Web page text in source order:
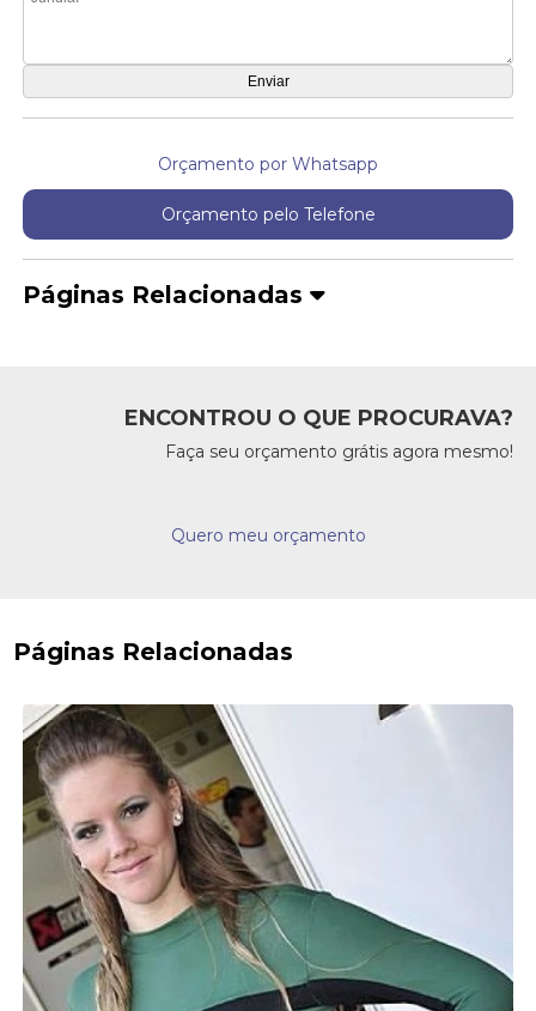
Orçamento por Whatsapp
Orçamento pelo Telefone
Páginas Relacionadas
ENCONTROU O QUE PROCURAVA?
Faça seu orçamento grátis agora mesmo!
Quero meu orçamento
Páginas Relacionadas